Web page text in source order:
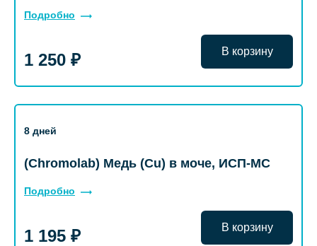
Подробно
1 250 ₽ В корзину
8 дней
(Chromolab) Медь (Cu) в моче, ИСП-МС
Подробно
1 195 ₽ В корзину